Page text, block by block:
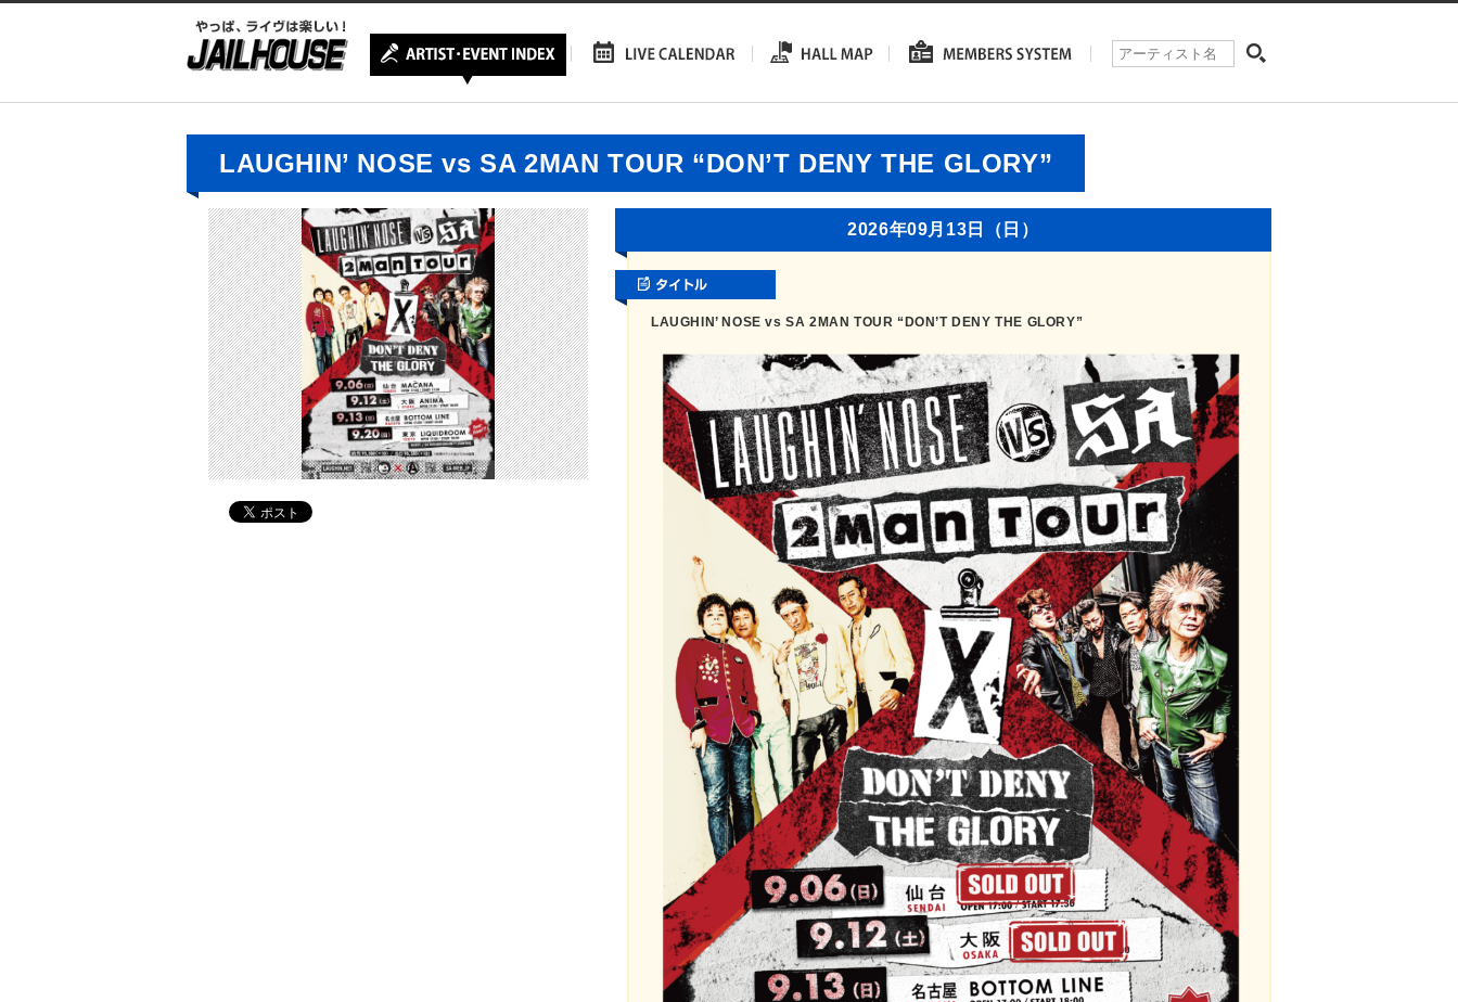
LAUGHIN’ NOSE vs SA 2MAN TOUR “DON’T DENY THE GLORY”
2026年09月13日（日）
LAUGHIN’ NOSE vs SA 2MAN TOUR “DON’T DENY THE GLORY”